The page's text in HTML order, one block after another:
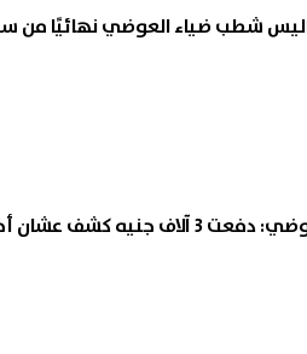
شطب ضياء العوضي نهائيًا من
أخس لقيت وزني زاد